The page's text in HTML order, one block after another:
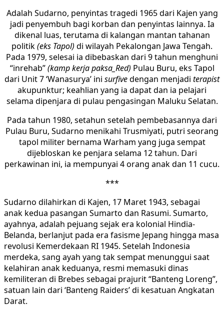
Adalah Sudarno, penyintas tragedi 1965 dari Kajen yang
jadi penyembuh bagi korban dan penyintas lainnya. Ia
dikenal luas, terutama di kalangan mantan tahanan
politik(eks Tapol) di wilayah Pekalongan Jawa Tengah.
Pada 1979, selesai ia dibebaskan dari 9 tahun menghuni
“inrehab”(kamp kerja paksa_Red) Pulau Buru, eks Tapol
dari Unit 7 ‘Wanasurya’ ini surfivedengan menjadi terapist
akupunktur; keahlian yang ia dapat dan ia pelajari
selama dipenjara di pulau pengasingan Maluku Selatan.
Pada tahun 1980, setahun setelah pembebasannya dari
Pulau Buru, Sudarno menikahi Trusmiyati, putri seorang
tapol militer bernama Warham yang juga sempat
dijebloskan ke penjara selama 12 tahun. Dari
perkawinan ini, ia mempunyai 4 orang anak dan 11 cucu.
***
Sudarno dilahirkan di Kajen, 17 Maret 1943, sebagai
anak kedua pasangan Sumarto dan Rasumi. Sumarto,
ayahnya, adalah pejuang sejak era kolonial Hindia-
Belanda, berlanjut pada era fasisme Jepang hingga masa
revolusi Kemerdekaan RI 1945. Setelah Indonesia
merdeka, sang ayah yang tak sempat menunggui saat
kelahiran anak keduanya, resmi memasuki dinas
kemiliteran di Brebes sebagai prajurit “Banteng Loreng”,
satuan lain dari ‘Banteng Raiders’ di kesatuan Angkatan
Darat.